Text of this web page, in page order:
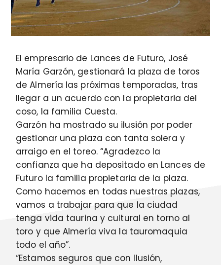
El empresario de Lances de Futuro, José
María Garzón, gestionará la plaza de toros
de Almería las próximas temporadas, tras
llegar a un acuerdo con la propietaria del
coso, la familia Cuesta.
Garzón ha mostrado su ilusión por poder
gestionar una plaza con tanta solera y
arraigo en el toreo. “Agradezco la
confianza que ha depositado en Lances de
Futuro la familia propietaria de la plaza.
Como hacemos en todas nuestras plazas,
vamos a trabajar para que la ciudad
tenga vida taurina y cultural en torno al
toro y que Almería viva la tauromaquia
todo el año”.
“Estamos seguros que con ilusión,